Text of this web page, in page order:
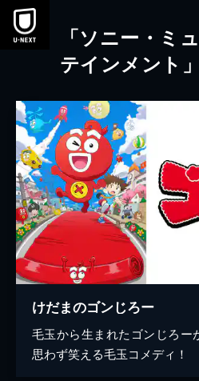
本文へスキップ
「ソニー・ミ
テインメント
けだまのゴンじろー
毛玉から生まれたゴンじろー
思わず笑える毛玉コメディ！